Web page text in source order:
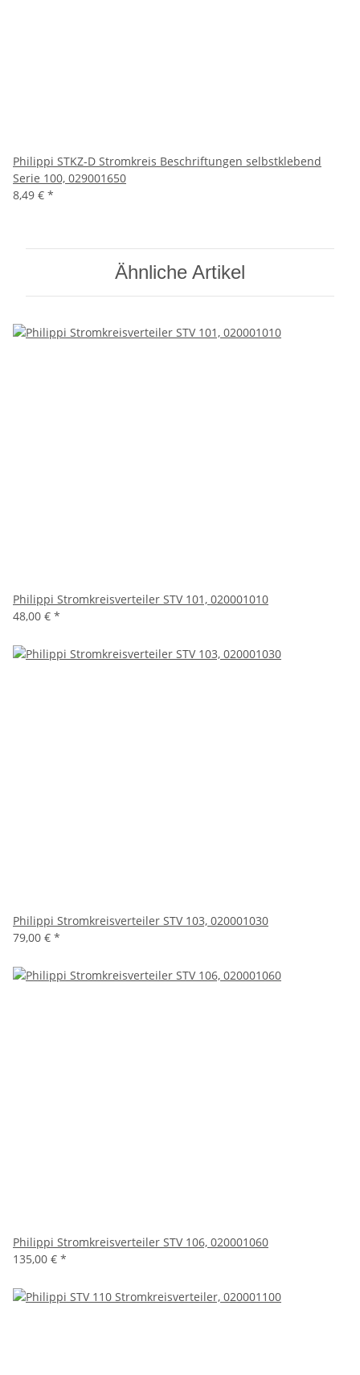
Philippi STKZ-D Stromkreis Beschriftungen selbstklebend
Serie 100, 029001650
8,49 € *
Ähnliche Artikel
Philippi Stromkreisverteiler STV 101, 020001010
48,00 € *
Philippi Stromkreisverteiler STV 103, 020001030
79,00 € *
Philippi Stromkreisverteiler STV 106, 020001060
135,00 € *